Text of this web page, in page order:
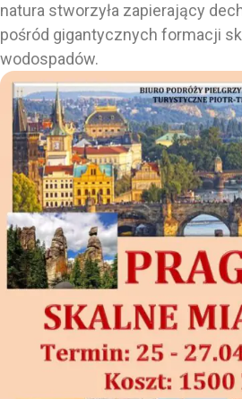
natura stworzyła zapierający
pośród gigantycznych formacji
wodospadów.